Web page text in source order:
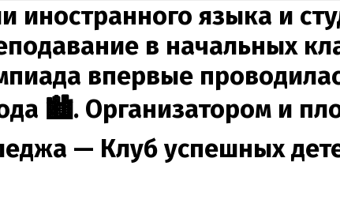
иностранного языка и
в начальных
впервые
🏙️. Организатором и
— Клуб успешных